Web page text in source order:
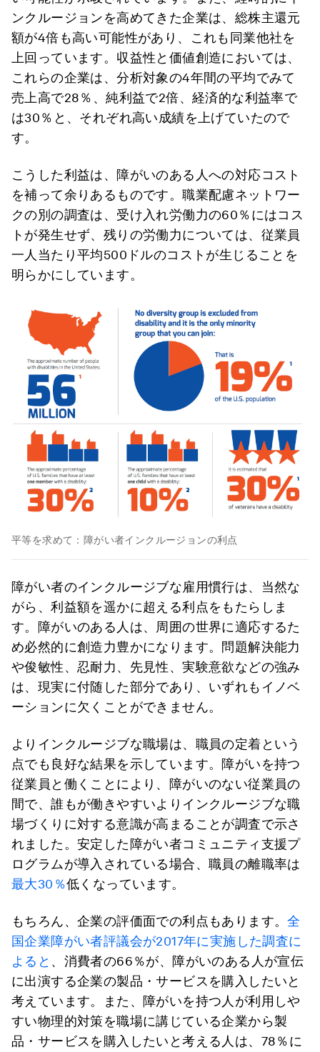
ンクルージョンを高めてきた企業は、総株主還元
額が4倍も高い可能性があり、これも同業他社を
上回っています。収益性と価値創造においては、
これらの企業は、分析対象の4年間の平均でみて
売上高で28％、純利益で2倍、経済的な利益率で
は30％と、それぞれ高い成績を上げていたので
す。
こうした利益は、障がいのある人への対応コスト
を補って余りあるものです。職業配慮ネットワー
クの別の調査は、受け入れ労働力の60％にはコス
トが発生せず、残りの労働力については、従業員
一人当たり平均500ドルのコストが生じることを
明らかにしています。
平等を求めて：障がい者インクルージョンの利点
障がい者のインクルージブな雇用慣行は、当然な
がら、利益額を遥かに超える利点をもたらしま
す。障がいのある人は、周囲の世界に適応するた
め必然的に創造力豊かになります。問題解決能力
や俊敏性、忍耐力、先見性、実験意欲などの強み
は、現実に付随した部分であり、いずれもイノベ
ーションに欠くことができません。
よりインクルージブな職場は、職員の定着という
点でも良好な結果を示しています。障がいを持つ
従業員と働くことにより、障がいのない従業員の
間で、誰もが働きやすいよりインクルージブな職
場づくりに対する意識が高まることが調査で示さ
れました。安定した障がい者コミュニティ支援プ
ログラムが導入されている場合、職員の離職率は
最大30％低くなっています。
もちろん、企業の評価面での利点もあります。全
国企業障がい者評議会が2017年に実施した調査に
よると 、消費者の66％が、障がいのある人が宣伝
に出演する企業の製品・サービスを購入したいと
考えています。また、障がいを持つ人が利用しや
すい物理的対策を職場に講じている企業から製
品・サービスを購入したいと考える人は、78％に